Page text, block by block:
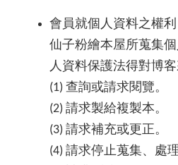
會員就個人資料之權利
仙子粉繪本屋所蒐集
人資料保護法得對博
(1) 查詢或請求閱覽。
(2) 請求製給複製本。
(3) 請求補充或更正。
(4) 請求停止蒐集、處